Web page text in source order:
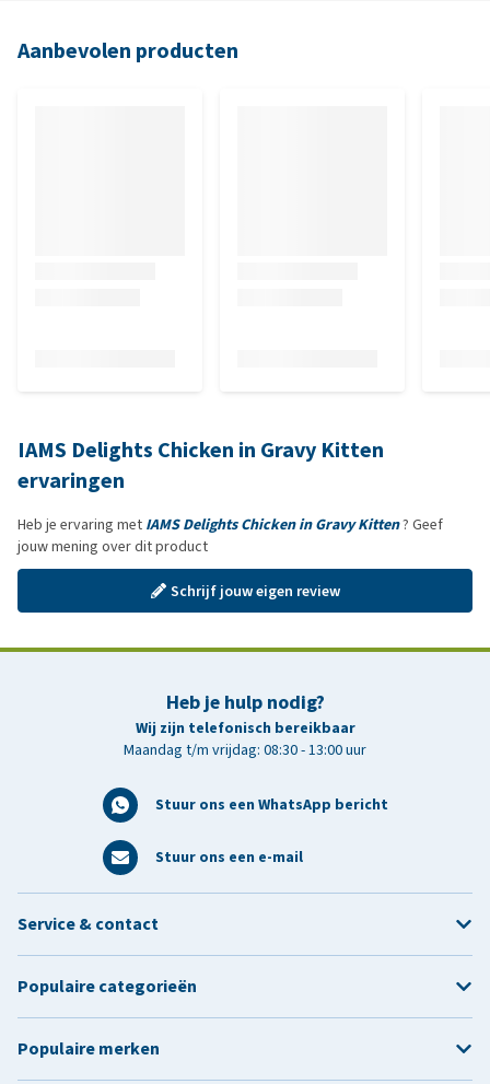
Aanbevolen producten
IAMS Delights Chicken in Gravy Kitten
ervaringen
Heb je ervaring met IAMS Delights Chicken in Gravy Kitten? Geef
jouw mening over dit product
Schrijf jouw eigen review
Heb je hulp nodig?
Wij zijn telefonisch bereikbaar
Maandag t/m vrijdag: 08:30 - 13:00 uur
Stuur ons een WhatsApp bericht
Stuur ons een e-mail
Service & contact
Populaire categorieën
Populaire merken